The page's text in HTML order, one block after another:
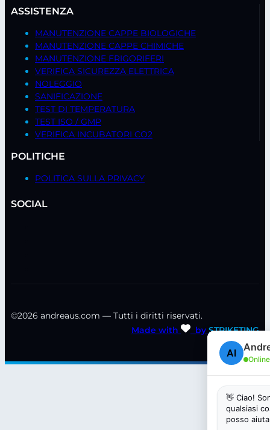
ASSISTENZA
MANUTENZIONE CAPPE BIOLOGICHE
MANUTENZIONE CAPPE CHIMICHE
MANUTENZIONE FRIGORIFERI
VERIFICA SICUREZZA ELETTRICA
NOLEGGIO
SANIFICAZIONE
TEST DI TEMPERATURA
TEST ISO / GMP
VERIFICA INCUBATORI CO2
POLITICHE
POLITICA SULLA PRIVACY
SOCIAL
©2026 andreaus.com — Tutti i diritti riservati.
Made with
by STRIKETING